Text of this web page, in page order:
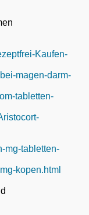
Kaufen-
magen-darm-
tabletten-
mg-tabletten-
kopen.html